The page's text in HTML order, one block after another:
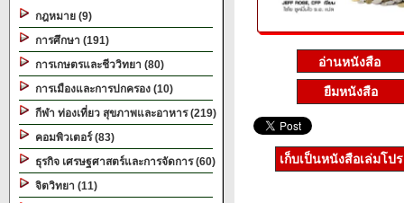
กฎหมาย (9)
การศึกษา (191)
การเกษตรและชีววิทยา (80)
การเมืองและการปกครอง (10)
กีฬา ท่องเที่ยว สุขภาพและอาหาร (219)
คอมพิวเตอร์ (83)
ธุรกิจ เศรษฐศาสตร์และการจัดการ (60)
จิตวิทยา (11)
ยืมหนังสือ
เก็บเป็นหนังสือเล่มโป